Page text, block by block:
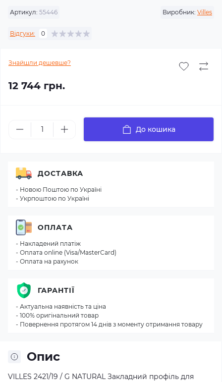
Артикул: 55446 Виробник: Villes
Відгуки: 0
Знайшли дешевше?
12 744 грн.
До кошика
Опис
VILLES 2421/19 / G NATURAL Закладний профіль для
ДОСТАВКА
- Новою Поштою по Україні
- Укрпоштою по Україні
ОПЛАТА
- Накладений платіж
- Оплата online (Visa/MasterCard)
- Оплата на рахунок
ГАРАНТІЇ
- Актуальна наявність та ціна
- 100% оригінальний товар
- Повернення протягом 14 днів з моменту отримання товару